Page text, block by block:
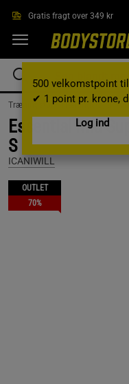
Gratis fragt over 349 kr
500 velkomstpoint
✔ 1 point pr. krone,
Log ind
Træningstøj /Træningstøj til
Essential Mid
S
ICANIWILL
OUTLET
70%